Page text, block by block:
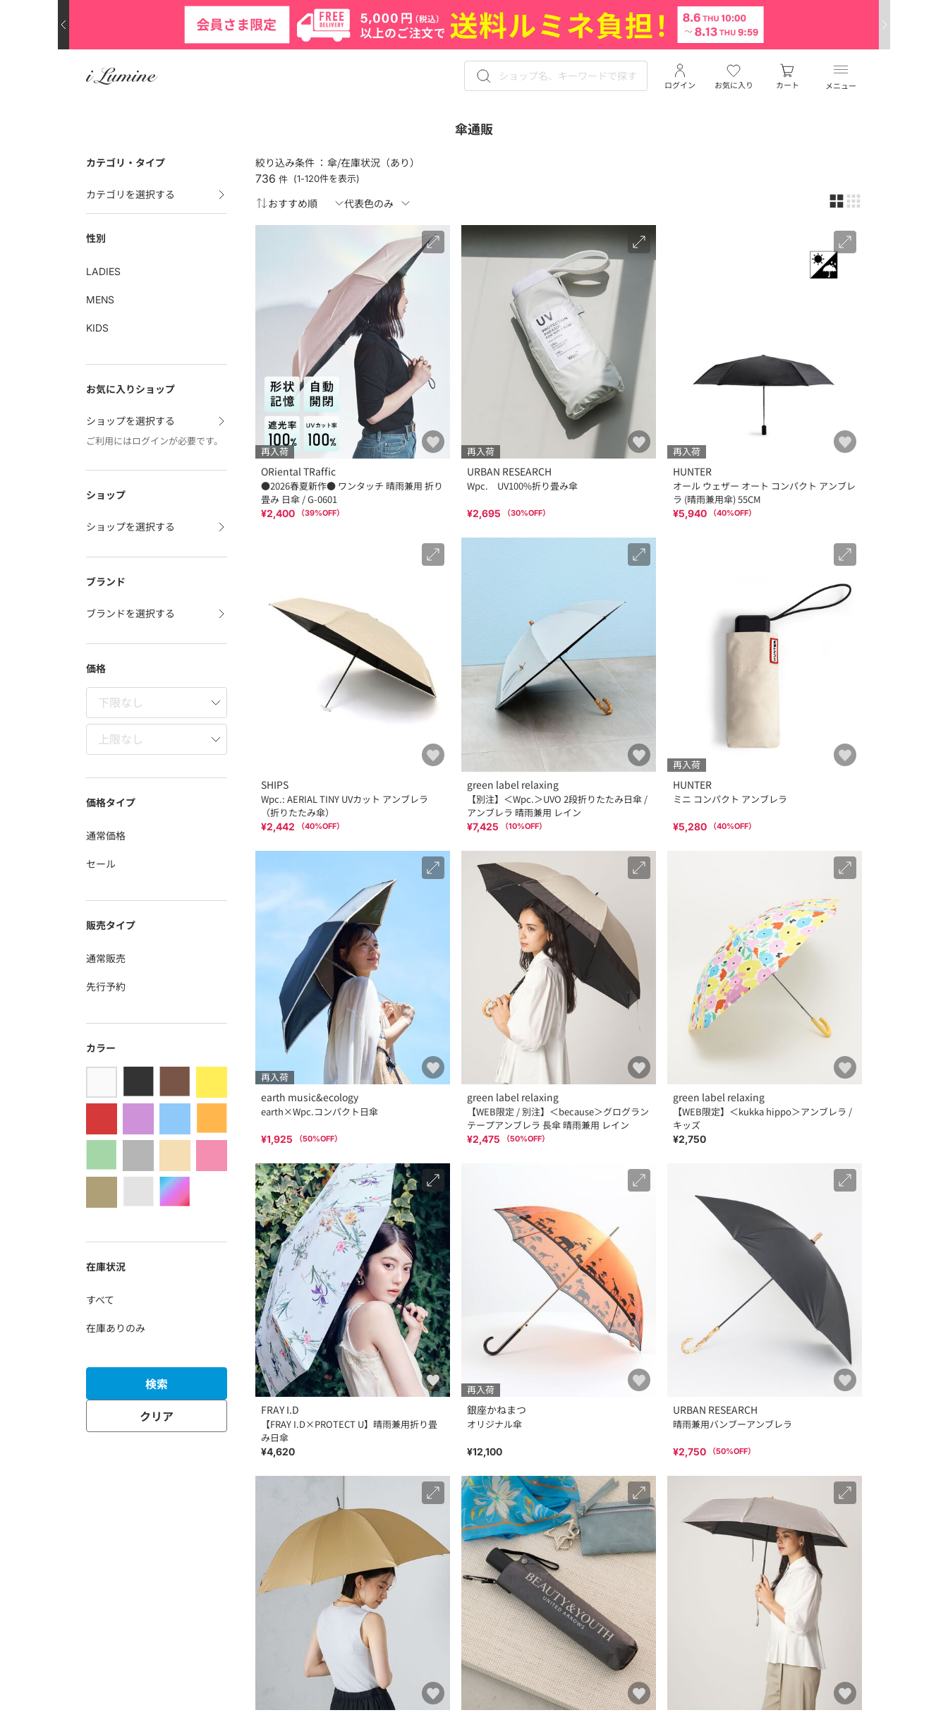
メニュー
お気に入り
ログイン カート
傘通販
カテゴリ・タイプ
カテゴリを選択する
性別
LADIES
MENS
KIDS
お気に入りショップ
ショップを選択する
ご利用にはログインが必要です。
ショップ
ショップを選択する
ブランド
ブランドを選択する
価格
価格タイプ
通常価格
セール
販売タイプ
通常販売
先行予約
カラー
在庫状況
すべて
在庫ありのみ
検索
クリア
絞り込み条件 ： 傘/在庫状況（あり）
736 件 (1-120件を表示)
再入荷
ORiental TRaffic
●2026春夏新作● ワンタッチ 晴雨兼用 折り
畳み 日傘 / G-0601
¥2,400 （39%OFF）
再入荷
URBAN RESEARCH
Wpc. UV100%折り畳み傘
¥2,695 （30%OFF）
再入荷
HUNTER
オール ウェザー オート コンパクト アンブレ
ラ (晴雨兼用傘) 55CM
¥5,940 （40%OFF）
SHIPS
Wpc.: AERIAL TINY UVカット アンブレラ
（折りたたみ傘）
¥2,442 （40%OFF）
green label relaxing
【別注】＜Wpc.＞UVO 2段折りたたみ日傘 /
アンブレラ 晴雨兼用 レイン
¥7,425 （10%OFF）
再入荷
HUNTER
ミニ コンパクト アンブレラ
¥5,280 （40%OFF）
再入荷
earth music&ecology
earth×Wpc.コンパクト日傘
¥1,925 （50%OFF）
green label relaxing
【WEB限定 / 別注】＜because＞グログラン
テープアンブレラ 長傘 晴雨兼用 レイン
¥2,475 （50%OFF）
green label relaxing
【WEB限定】＜kukka hippo＞アンブレラ /
キッズ
¥2,750
FRAY I.D
【FRAY I.D×PROTECT U】晴雨兼用折り畳
み日傘
¥4,620
再入荷
銀座かねまつ
オリジナル傘
¥12,100
URBAN RESEARCH
晴雨兼用バンブーアンブレラ
¥2,750 （50%OFF）